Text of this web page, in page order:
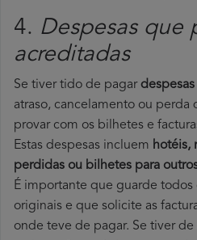
4. Despesas que
acreditadas
Se tiver tido de pagar
atraso, cancelamento ou perda
provar com os bilhetes e
Estas despesas incluem hotéis,
perdidas ou bilhetes para
É importante que guarde todos
originais e que solicite as
onde teve de pagar. Se tiver de